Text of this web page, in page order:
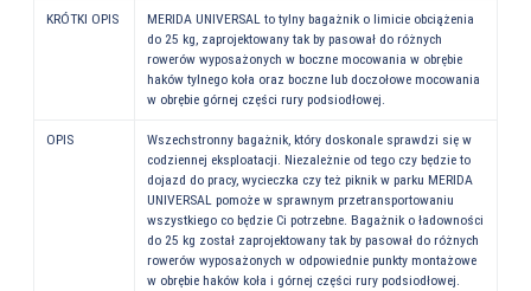
KRÓTKI OPIS
MERIDA UNIVERSAL to tylny bagażnik o limicie obciążenia
do 25 kg, zaprojektowany tak by pasował do różnych
rowerów wyposażonych w boczne mocowania w obrębie
haków tylnego koła oraz boczne lub doczołowe mocowania
w obrębie górnej części rury podsiodłowej.
OPIS
Wszechstronny bagażnik, który doskonale sprawdzi się w
codziennej eksploatacji. Niezależnie od tego czy będzie to
dojazd do pracy, wycieczka czy też piknik w parku MERIDA
UNIVERSAL pomoże w sprawnym przetransportowaniu
wszystkiego co będzie Ci potrzebne. Bagażnik o ładowności
do 25 kg został zaprojektowany tak by pasował do różnych
rowerów wyposażonych w odpowiednie punkty montażowe
w obrębie haków koła i górnej części rury podsiodłowej.